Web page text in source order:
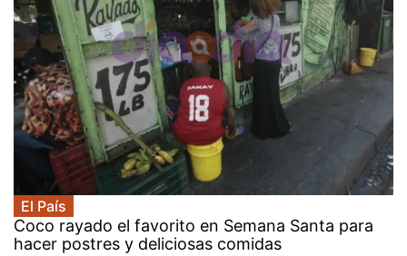
El País
Coco rayado el favorito en Semana Santa para
hacer postres y deliciosas comidas